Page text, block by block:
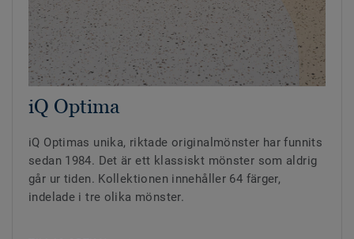
iQ Optima
iQ Optimas unika, riktade originalmönster har funnits
sedan 1984. Det är ett klassiskt mönster som aldrig
går ur tiden. Kollektionen innehåller 64 färger,
indelade i tre olika mönster.